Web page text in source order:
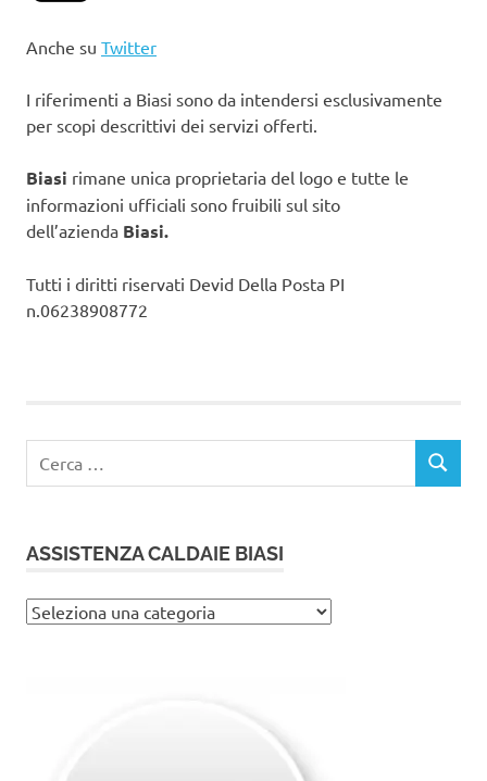
Anche su Twitter
I riferimenti a Biasi sono da intendersi esclusivamente
per scopi descrittivi dei servizi offerti.
Biasi rimane unica proprietaria del logo e tutte le
informazioni ufficiali sono fruibili sul sito
dell’azienda Biasi.
Tutti i diritti riservati Devid Della Posta PI
n.06238908772
per:
CERCA
ASSISTENZA CALDAIE BIASI
Assistenza